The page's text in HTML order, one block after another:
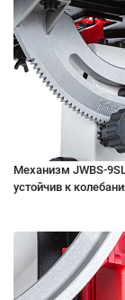
Механизм JWBS-
устойчив к